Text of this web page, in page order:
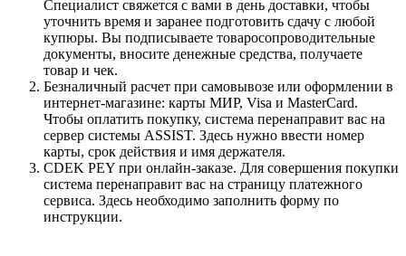
Специалист свяжется с вами в день доставки, чтобы
уточнить время и заранее подготовить сдачу с любой
купюры. Вы подписываете товаросопроводительные
документы, вносите денежные средства, получаете
товар и чек.
Безналичный расчет при самовывозе или оформлении в
интернет-магазине: карты МИР, Visa и MasterCard.
Чтобы оплатить покупку, система перенаправит вас на
сервер системы ASSIST. Здесь нужно ввести номер
карты, срок действия и имя держателя.
CDEK PEY при онлайн-заказе. Для совершения покупки
система перенаправит вас на страницу платежного
сервиса. Здесь необходимо заполнить форму по
инструкции.